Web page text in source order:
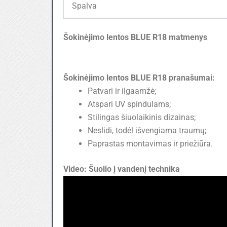
Spalva
Šokinėjimo lentos BLUE R18 matmenys
Šokinėjimo lentos BLUE R18 pranašumai:
Patvari ir ilgaamžė;
Atspari UV spindulams;
Stilingas šiuolaikinis dizainas;
Neslidi, todėl išvengiama traumų;
Paprastas montavimas ir priežiūra.
Video: Šuolio į vandenį technika